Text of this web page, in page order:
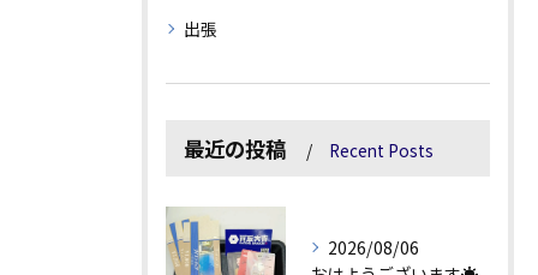
出張
最近の投稿 Recent Posts
2026/08/06